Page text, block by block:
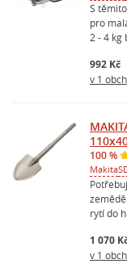
S
pro
2 - 4 kg
992 Kč
v 1
100 %
Makita
rytí do
1 070
v 1